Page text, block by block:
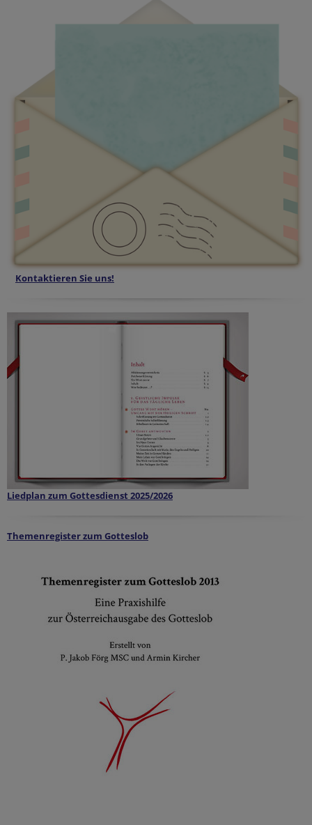
Kontaktieren Sie uns!
Liedplan zum Gottesdienst 2025/2026
Themenregister zum Gotteslob